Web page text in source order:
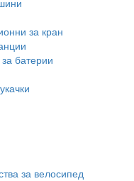
за кран
батерии
за велосипед